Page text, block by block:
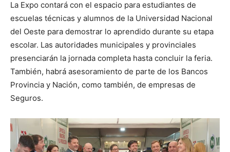
La Expo contará con el espacio para estudiantes de
escuelas técnicas y alumnos de la Universidad Nacional
del Oeste para demostrar lo aprendido durante su etapa
escolar. Las autoridades municipales y provinciales
presenciarán la jornada completa hasta concluir la feria.
También, habrá asesoramiento de parte de los Bancos
Provincia y Nación, como también, de empresas de
Seguros.